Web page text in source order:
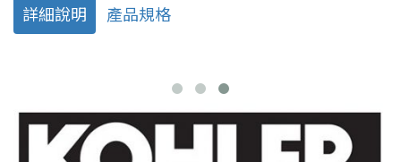
詳細說明 產品規格